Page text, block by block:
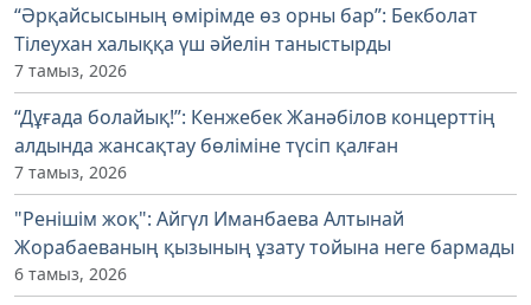
“Әрқайсысының өмірімде өз орны бар”: Бекболат
Тілеухан халыққа үш әйелін таныстырды
7 тамыз, 2026
“Дұғада болайық!”: Кенжебек Жанәбілов концерттің
алдында жансақтау бөліміне түсіп қалған
7 тамыз, 2026
"Ренішім жоқ": Айгүл Иманбаева Алтынай
Жорабаеваның қызының ұзату тойына неге бармады
6 тамыз, 2026